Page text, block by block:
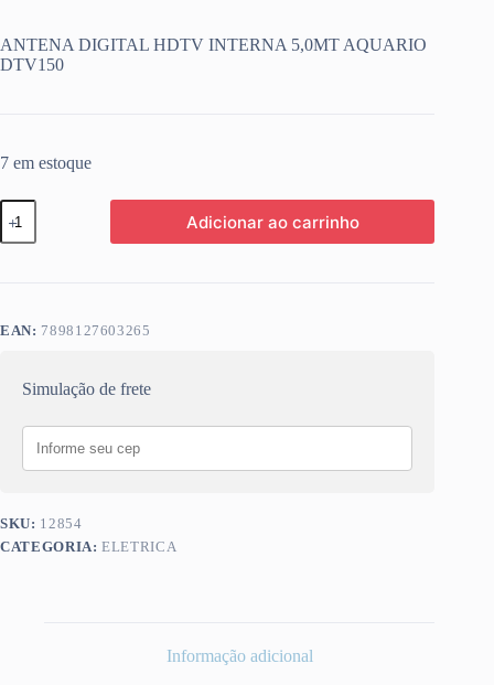
ANTENA DIGITAL HDTV INTERNA 5,0MT AQUARIO
DTV150
7 em estoque
ANTENA
DIGITAL
HDTV
quantidade
Adicionar ao carrinho
EAN: 7898127603265
Simulação de frete
SKU: 12854
CATEGORIA:ELETRICA
Informação adicional